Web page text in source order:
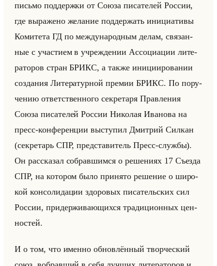
письмо под­держ­ки от Союза пи­са­те­лей Рос­сии,
где вы­ра­же­но же­ла­ние под­дер­жать ини­ци­ати­вы
Ко­ми­те­та ГД по меж­ду­на­род­ным делам, свя­зан­
ные с уча­сти­ем в учре­жде­нии Ас­со­ци­ации ли­те­
ра­то­ров стран БРИКС, а также ини­ци­иро­ва­нии
со­зда­ния Ли­те­ра­тур­ной пре­мии БРИКС. По по­ру­
че­нию от­вет­ствен­но­го сек­ре­та­ря Прав­ле­ния
Союза пи­са­те­лей Рос­сии Ни­ко­лая Ива­но­ва на
пресс-кон­фе­рен­ции вы­сту­пил Дмит­рий Сил­кан
(сек­ре­тарь СПР, пред­ста­ви­тель Пресс-служ­бы).
Он рас­ска­зал со­брав­шим­ся о ре­ше­ни­ях 17 Съез­да
СПР, на ко­то­ром было при­ня­то ре­ше­ние о ши­ро­
кой кон­со­ли­да­ции здо­ро­вых пи­са­тельских сил
Рос­сии, при­дер­жи­ва­ющих­ся тра­ди­ци­он­ных цен­
но­стей.
И о том, что имен­но об­нов­лён­ный твор­че­ский